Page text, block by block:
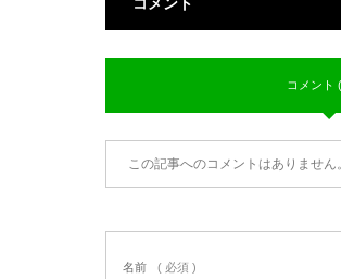
コメント
コメント
この記事へのコメントはありません。
名前 ( 必須 )